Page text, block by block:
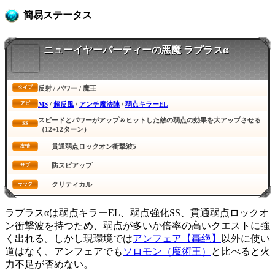
簡易ステータス
ニューイヤーパーティーの悪魔 ラプラスα
タイプ 反射 / パワー / 魔王
アビ MS / 超反風 / アンチ魔法陣 / 弱点キラーEL
SS
スピードとパワーがアップ＆ヒットした敵の弱点の効果を大アップさせる
（12+12ターン）
友情 貫通弱点ロックオン衝撃波5
サブ 防スピアップ
ラック クリティカル
ラプラスαは弱点キラーEL、弱点強化SS、貫通弱点ロックオ
ン衝撃波を持つため、弱点が多いか倍率の高いクエストに強
く出れる。しかし現環境ではアンフェア【轟絶】
以外に使い
道はなく、アンフェアでも ソロモン（魔術王）
と比べると火
力不足が否めない。